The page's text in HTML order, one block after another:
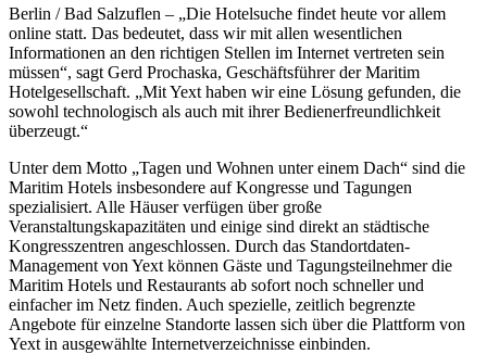
Berlin / Bad Salzuflen – „Die Hotelsuche findet heute vor allem
online statt. Das bedeutet, dass wir mit allen wesentlichen
Informationen an den richtigen Stellen im Internet vertreten sein
müssen“, sagt Gerd Prochaska, Geschäftsführer der Maritim
Hotelgesellschaft. „Mit Yext haben wir eine Lösung gefunden, die
sowohl technologisch als auch mit ihrer Bedienerfreundlichkeit
überzeugt.“
Unter dem Motto „Tagen und Wohnen unter einem Dach“ sind die
Maritim Hotels insbesondere auf Kongresse und Tagungen
spezialisiert. Alle Häuser verfügen über große
Veranstaltungskapazitäten und einige sind direkt an städtische
Kongresszentren angeschlossen. Durch das Standortdaten-
Management von Yext können Gäste und Tagungsteilnehmer die
Maritim Hotels und Restaurants ab sofort noch schneller und
einfacher im Netz finden. Auch spezielle, zeitlich begrenzte
Angebote für einzelne Standorte lassen sich über die Plattform von
Yext in ausgewählte Internetverzeichnisse einbinden.